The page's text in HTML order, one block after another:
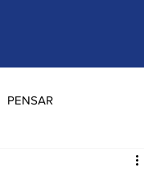
PENSAR